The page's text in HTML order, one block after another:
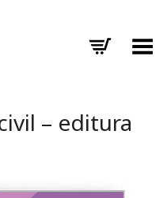
Toggle Menu
– editura